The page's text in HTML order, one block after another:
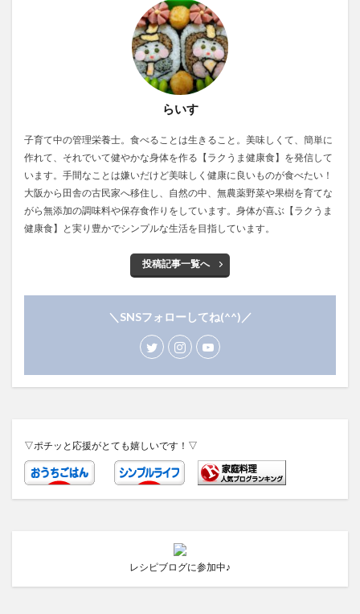
らいす
子育て中の管理栄養士。食べることは生きること。美味しくて、簡単に
作れて、それでいて健やかな身体を作る【ラクうま健康食】を発信して
います。手間なことは嫌いだけど美味しく健康に良いものが食べたい！
大阪から田舎の古民家へ移住し、自然の中、無農薬野菜や果樹を育てな
がら無添加の調味料や保存食作りをしています。身体が喜ぶ【ラクうま
健康食】と実り豊かでシンプルな生活を目指しています。
投稿記事一覧へ
＼SNSフォローしてね(^^)／
▽ポチッと応援がとても嬉しいです！▽
レシピブログに参加中♪